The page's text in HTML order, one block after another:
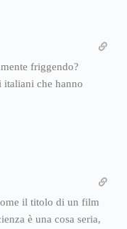
friggendo?
italiani che hanno
il titolo di un film
è una cosa seria,